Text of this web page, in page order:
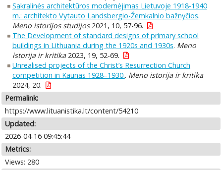
Sakralinės architektūros modernėjimas Lietuvoje 1918-1940
m.: architekto Vytauto Landsbergio-Žemkalnio bažnyčios.
Meno istorijos studijos2021, 10, 57-96.
The Development of standard designs of primary school
buildings in Lithuania during the 1920s and 1930s. Meno
istorija ir kritika2023, 19, 52-69.
Unrealised projects of the Christ’s Resurrection Church
competition in Kaunas 1928–1930.. Meno istorija ir kritika
2024, 20.
Permalink:
https://www.lituanistika.lt/content/54210
Updated:
2026-04-16 09:45:44
Metrics:
Views: 280